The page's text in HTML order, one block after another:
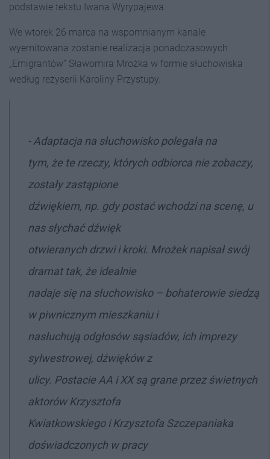
podstawie tekstu Iwana Wyrypajewa.
We wtorek 26 marca na wspomnianym kanale
wyemitowana zostanie realizacja ponadczasowych
„Emigrantów” Sławomira Mrożka w formie słuchowiska
według reżyserii Karoliny Przystupy.
- Adaptacja na słuchowisko polegała na
tym, że te rzeczy, których odbiorca nie zobaczy,
zostały zastąpione
dźwiękiem, np. gdy postać wchodzi na scenę, u
nas słychać dźwięk
otwieranych drzwi i kroki. Mrożek napisał swój
dramat tak, że idealnie
nadaje się na słuchowisko – bohaterowie siedzą
w piwnicznym mieszkaniu i
nasłuchują odgłosów sąsiadów, ich imprezy
sylwestrowej, dźwięków z
ulicy. Postacie AA i XX są grane przez świetnych
aktorów Krzysztofa
Kwiatkowskiego i Krzysztofa Szczepaniaka
doświadczonych w pracy